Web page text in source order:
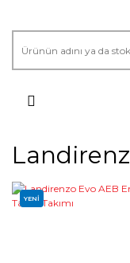
YENİ